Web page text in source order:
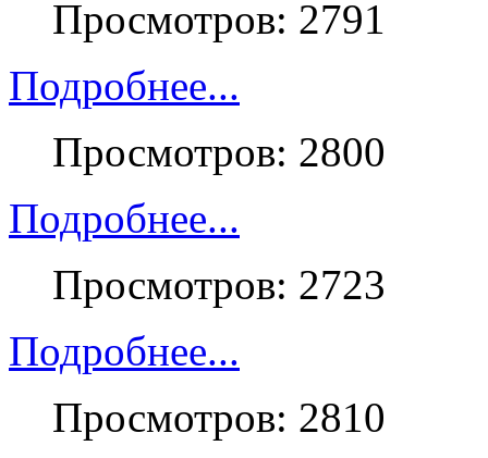
Просмотров: 2791
Подробнее...
Просмотров: 2800
Подробнее...
Просмотров: 2723
Подробнее...
Просмотров: 2810